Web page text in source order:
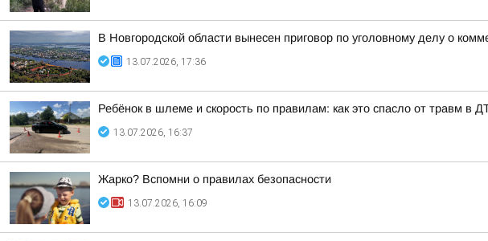
В Новгородской области вынесен приговор по уголовному делу о
13.07.2026, 17:36
Ребёнок в шлеме и скорость по правилам: как это спасло от травм в
13.07.2026, 16:37
Жарко? Вспомни о правилах безопасности
13.07.2026, 16:09